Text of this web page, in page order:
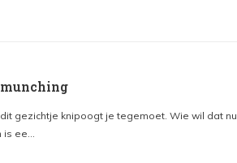
gezichtje knipoogt je tegemoet. Wie wil dat nu
is ee...